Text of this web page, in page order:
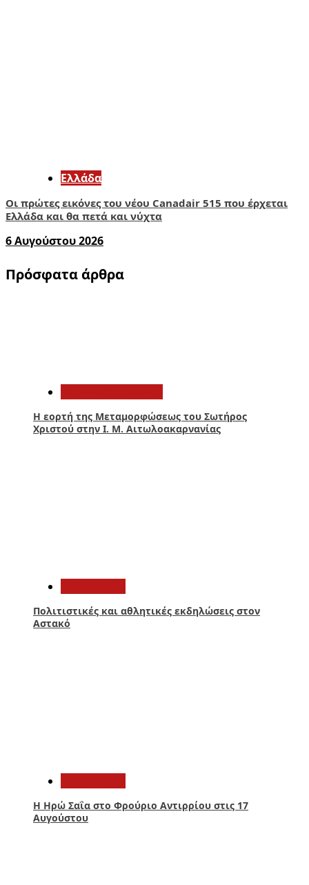
Ελλάδα
Οι πρώτες εικόνες του νέου Canadair 515 που έρχεται
Ελλάδα και θα πετά και νύχτα
6 Αυγούστου 2026
Πρόσφατα άρθρα
Η εορτή της Μεταμορφώσεως του Σωτήρος
Χριστού στην Ι. Μ. Αιτωλοακαρνανίας
Πολιτιστικές και αθλητικές εκδηλώσεις στον
Αστακό
Η Ηρώ Σαΐα στο Φρούριο Αντιρρίου στις 17
Αυγούστου